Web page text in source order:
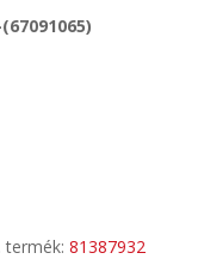
termék: 81387932